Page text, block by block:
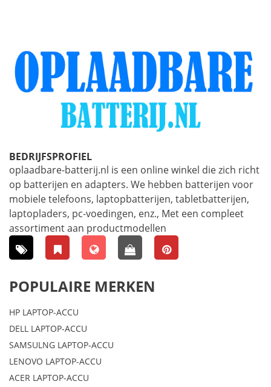
BEDRIJFSPROFIEL
oplaadbare-batterij.nl is een online winkel die zich richt
op batterijen en adapters. We hebben batterijen voor
mobiele telefoons, laptopbatterijen, tabletbatterijen,
laptopladers, pc-voedingen, enz., Met een compleet
assortiment aan productmodellen
POPULAIRE MERKEN
HP LAPTOP-ACCU
DELL LAPTOP-ACCU
SAMSULNG LAPTOP-ACCU
LENOVO LAPTOP-ACCU
ACER LAPTOP-ACCU